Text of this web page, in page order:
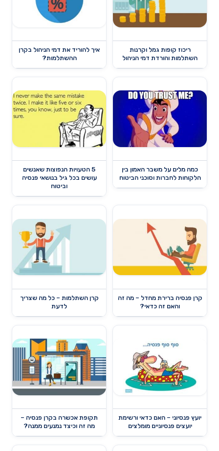
ריכוז קופות גמל וקרנות
השתלמות והורדת דמי הניהול
איך להוריד את דמי הניהול בקרן
ההשתלמות?
כמה מלים על משבר האמון בין
הלקוחות לחברות וסוכני הביטוח
5 הטעויות הנפוצות שאנשים
עושים בכל גיל בנושאי פנסיה
וביטוח
קרן פנסיה ברירת מחדל – מה זה
והאם זה כדאי?
קרן השתלמות – כל מה שצריך
לדעת
יועץ פנסיוני – האם כדאי ורשימת
יועצים פנסיוניים מומלצים
תקופת אכשרה בקרן פנסיה –
מה זה וכיצד נמנעים ממנה?